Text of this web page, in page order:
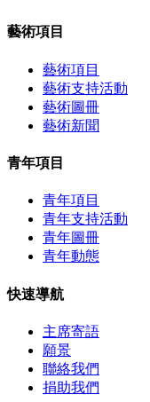
藝術項目
藝術項目
藝術支持活動
藝術圖冊
藝術新聞
青年項目
青年項目
青年支持活動
青年圖冊
青年動態
快速導航
主席寄語
願景
聯絡我們
捐助我們